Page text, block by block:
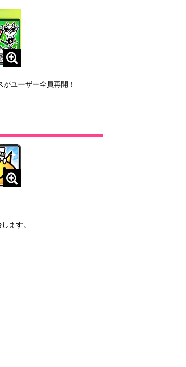
ユーザー全員再開！
ます。